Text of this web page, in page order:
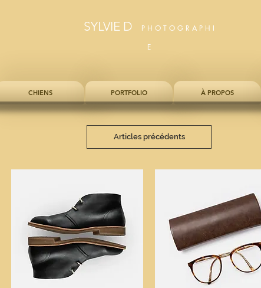
SYLVIE D
P H O T O G R A P H I
E
CHIENS PORTFOLIO À PROPOS
Articles précédents